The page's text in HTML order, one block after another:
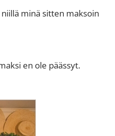
minä sitten maksoin
en ole päässyt.